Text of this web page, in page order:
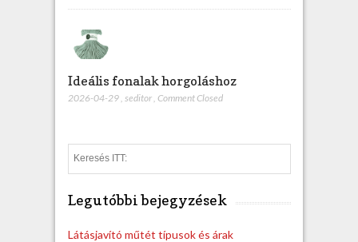
Ideális fonalak horgoláshoz
2026-04-29 seditor Comment Closed
e
Legutóbbi bejegyzések
Látásjavító műtét típusok és árak